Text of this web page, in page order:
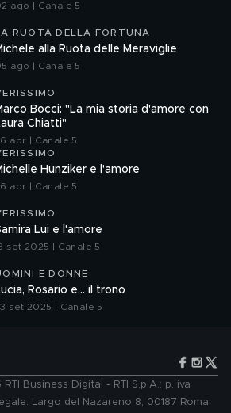
ago | Canale 5
RUOTA DELLA FORTUNA
alla Ruota delle Meraviglie
ago | Canale 5
Bocci: "La mia storia d'amore con
Chiatti"
apr | Canale 5
Hunziker e l'amore
apr | Canale 5
Lui e l'amore
set 2025 | Canale 5
E DONNE
Rosario e... il trono
set 2025 | Canale 5
Business Digital - RTI S.p.A.: p. iva
Largo del Nazareno 8, 00187 Roma.